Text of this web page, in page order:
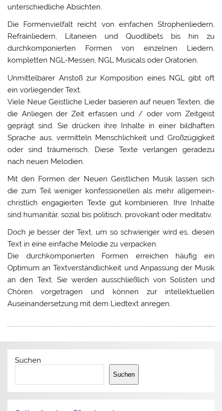
unterschiedliche Absichten.
Die Formenvielfalt reicht von einfachen Strophenliedern,
Refrainliedern, Litaneien und Quodlibets bis hin zu
durchkomponierten Formen von einzelnen Liedern,
kompletten NGL-Messen, NGL Musicals oder Oratorien.
Unmittelbarer Anstoß zur Komposition eines NGL gibt oft
ein vorliegender Text.
Viele Neue Geistliche Lieder basieren auf neuen Texten, die
die Anliegen der Zeit erfassen und / oder vom Zeitgeist
geprägt sind. Sie drücken ihre Inhalte in einer bildhaften
Sprache aus, vermitteln Menschlichkeit und Großzügigkeit
oder sind träumerisch. Diese Texte verlangen geradezu
nach neuen Melodien.
Mit den Formen der Neuen Geistlichen Musik lassen sich
die zum Teil weniger konfessionellen als mehr allgemein-
christlich engagierten Texte gut kombinieren. Ihre Inhalte
sind humanitär, sozial bis politisch, provokant oder meditativ.
Doch je besser der Text, um so schwieriger wird es, diesen
Text in eine einfache Melodie zu verpacken.
Die durchkomponierten Formen erreichen häufig ein
Optimum an Textverständlichkeit und Anpassung der Musik
an den Text. Sie werden ausschließlich von Solisten und
Chören vorgetragen und können zur intellektuellen
Auseinandersetzung mit dem Liedtext anregen.
Suchen
Suchen